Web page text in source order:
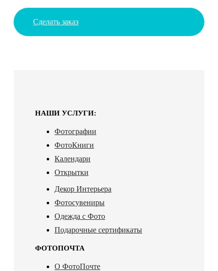
Сделать заказ
НАШИ УСЛУГИ:
Фотографии
ФотоКниги
Календари
Открытки
Декор Интерьера
Фотосувениры
Одежда с Фото
Подарочные сертификаты
ФОТОПОЧТА
О ФотоПочте